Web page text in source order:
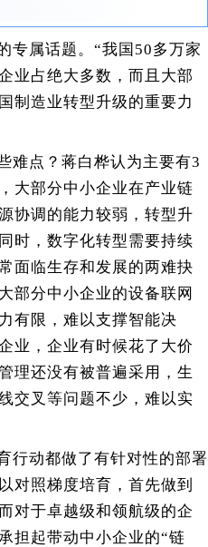
专属话题。“我国50多万家
业占绝大多数，而且大部
制造业转型升级的重要力
难点？蒋白桦认为主要有3
大部分中小企业在产业链
协调的能力较弱，转型升
时，数字化转型需要持续
面临生存和发展的两难抉
部分中小企业的设备联网
有限，难以支撑智能决
业，企业有时候花了大价
理还没有被普遍采用，生
交叉等问题不少，难以实
行动都做了有针对性的部署
对照梯度培育，首先做到
对于卓越级和领航级的企
担起带动中小企业的“链